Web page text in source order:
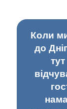
Коли
до